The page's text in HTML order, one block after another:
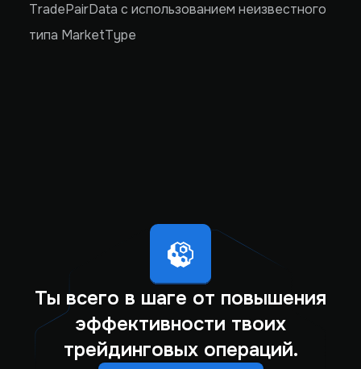
TradePairData с использованием неизвестного
типа MarketType
Ты всего в шаге от повышения
эффективности твоих
трейдинговых операций.